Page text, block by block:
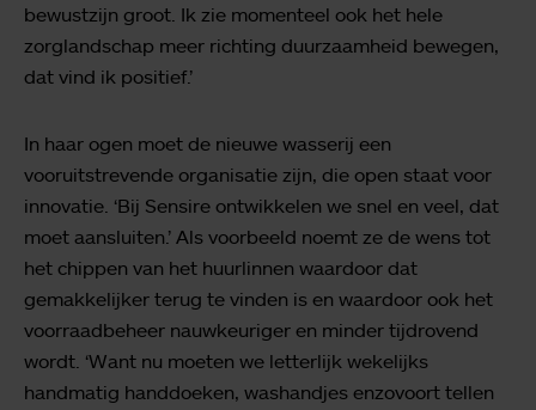
bewustzijn groot. Ik zie momenteel ook het hele
zorglandschap meer richting duurzaamheid bewegen,
dat vind ik positief.’
In haar ogen moet de nieuwe wasserij een
vooruitstrevende organisatie zijn, die open staat voor
innovatie. ‘Bij Sensire ontwikkelen we snel en veel, dat
moet aansluiten.’ Als voorbeeld noemt ze de wens tot
het chippen van het huurlinnen waardoor dat
gemakkelijker terug te vinden is en waardoor ook het
voorraadbeheer nauwkeuriger en minder tijdrovend
wordt. ‘Want nu moeten we letterlijk wekelijks
handmatig handdoeken, washandjes enzovoort tellen